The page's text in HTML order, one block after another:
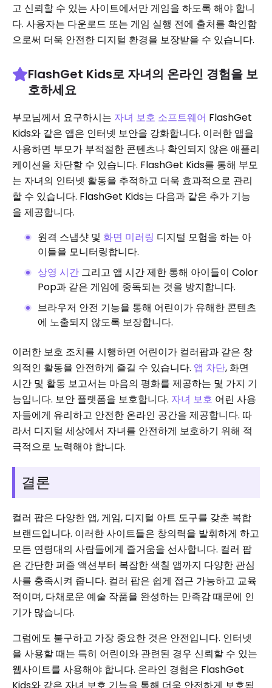
고 신뢰할 수 있는 사이트에서만 게임을 하도록 해야 합니
다. 사용자는 다운로드 또는 게임 실행 전에 출처를 확인함
으로써 더욱 안전한 디지털 환경을 보장받을 수 있습니다.
FlashGet Kids로 자녀의 온라인 경험을 보
호하세요
부모님께서 요구하시는 자녀 보호 소프트웨어 FlashGet
Kids와 같은 앱은 인터넷 보안을 강화합니다. 이러한 앱을
사용하면 부모가 부적절한 콘텐츠나 확인되지 않은 애플리
케이션을 차단할 수 있습니다. FlashGet Kids를 통해 부모
는 자녀의 인터넷 활동을 추적하고 더욱 효과적으로 관리
할 수 있습니다. FlashGet Kids는 다음과 같은 추가 기능
을 제공합니다.
원격 스냅샷 및 화면 미러링 디지털 모험을 하는 아
이들을 모니터링합니다.
상영 시간 그리고 앱 시간 제한 통해 아이들이 Color
Pop과 같은 게임에 중독되는 것을 방지합니다.
브라우저 안전 기능을 통해 어린이가 유해한 콘텐츠
에 노출되지 않도록 보장합니다.
이러한 보호 조치를 시행하면 어린이가 컬러팝과 같은 창
의적인 활동을 안전하게 즐길 수 있습니다. 앱 차단, 화면
시간 및 활동 보고서는 마음의 평화를 제공하는 몇 가지 기
능입니다. 보안 플랫폼을 보호합니다. 자녀 보호 어린 사용
자들에게 유리하고 안전한 온라인 공간을 제공합니다. 따
라서 디지털 세상에서 자녀를 안전하게 보호하기 위해 적
극적으로 노력해야 합니다.
결론
컬러 팝은 다양한 앱, 게임, 디지털 아트 도구를 갖춘 복합
브랜드입니다. 이러한 사이트들은 창의력을 발휘하게 하고
모든 연령대의 사람들에게 즐거움을 선사합니다. 컬러 팝
은 간단한 퍼즐 액션부터 복잡한 색칠 앱까지 다양한 관심
사를 충족시켜 줍니다. 컬러 팝은 쉽게 접근 가능하고 교육
적이며, 다채로운 예술 작품을 완성하는 만족감 때문에 인
기가 많습니다.
그럼에도 불구하고 가장 중요한 것은 안전입니다. 인터넷
을 사용할 때는 특히 어린이와 관련된 경우 신뢰할 수 있는
웹사이트를 사용해야 합니다. 온라인 경험은 FlashGet